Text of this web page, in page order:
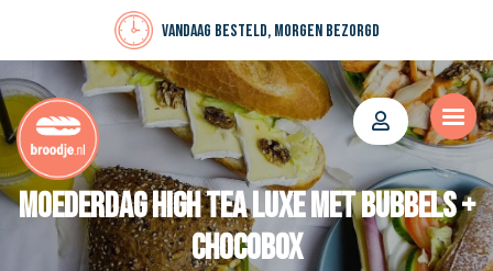
Vandaag besteld, morgen bezorgd
Moederdag High Tea luxe met bubbels +
chocobox